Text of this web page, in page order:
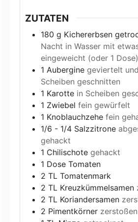
ZUTATEN
180 g Kichererbsen
Nacht in Wasser mit
eingeweicht (oder 1 Dose)
1 Aubergine geviertelt
Scheiben geschnitten
1 Karotte in Scheiben
1 Zwiebel fein gewürfelt
1 Knoblauchzehe fein
1/6 - 1/4 Salzzitrone
gehackt
1 Chilischote gehackt
1 Dose Tomaten
2 TL Tomatenmark
2 TL Kreuzkümmelsamen
2 TL Koriandersamen
2 Pimentkörner zerstoßen